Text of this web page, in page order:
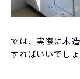
では、実際に木
すればいいでし